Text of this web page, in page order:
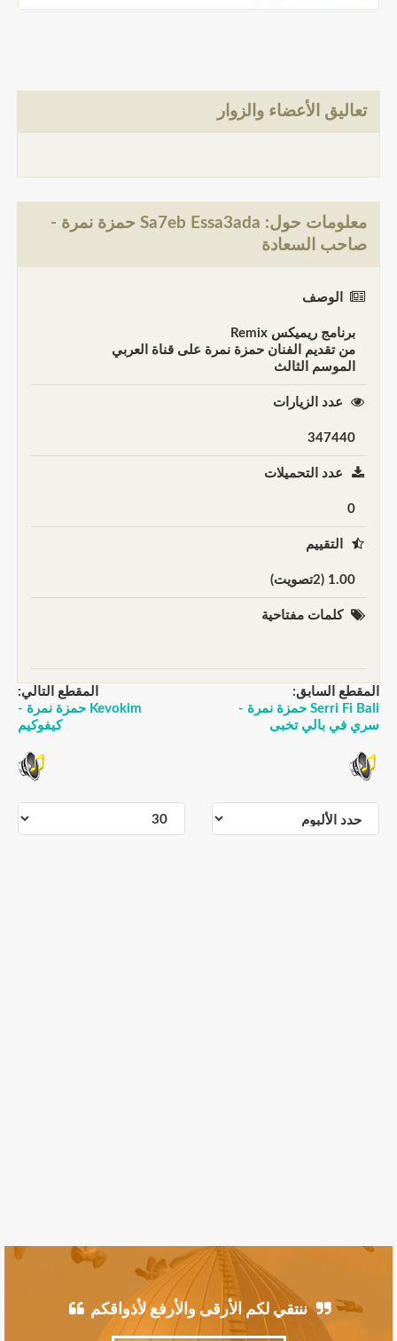
تعاليق الأعضاء والزوار
معلومات حول: Sa7eb Essa3ada حمزة نمرة -
صاحب السعادة
الوصف
برنامج ريميكس Remix
من تقديم الفنان حمزة نمرة على قناة العربي
الموسم الثالث
عدد الزيارات
347440
عدد التحميلات
0
التقييم
1.00 (2تصويت)
كلمات مفتاحية
المقطع السابق:
Serri Fi Bali حمزة نمرة -
سري في بالي تخبى
المقطع التالي:
Kevokim حمزة نمرة -
كيفوكيم
ننتقي لكم الأرقى والأرفع لأذواقكم